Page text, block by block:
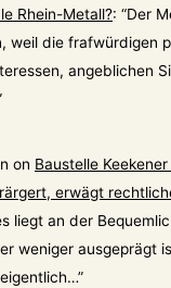
Rhein-Metall?: “Der
weil die frafwürdigen
angeblichen
on Baustelle
erwägt
liegt an der
weniger ausgeprägt
”